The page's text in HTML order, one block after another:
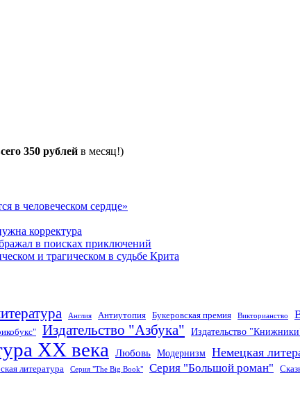
350 рублей в месяц!)
в человеческом сердце»
корректура
в поисках приключений
и трагическом в судьбе Крита
Англия Антиутопия Букеровская премия Викторианство
Издательство "Азбука" Издательство
XX века Любовь Модернизм Немецкая
литература Серия "The Big Book" Серия "Большой роман"